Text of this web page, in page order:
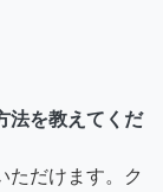
法を教えてくだ
ただけます。ク